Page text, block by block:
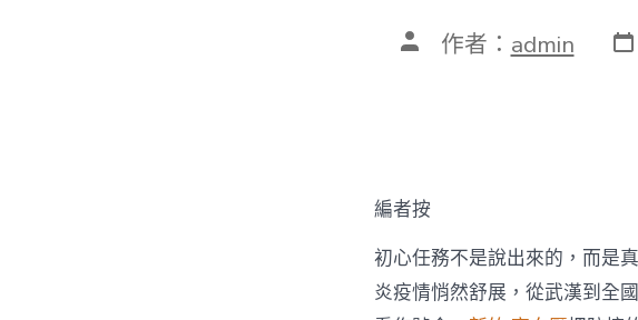
文 作者： admin 發
表
編者按
初心任務不是說出來的，而是
炎疫情悄然舒展，從武漢到全